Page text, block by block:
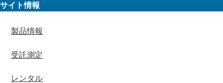
サイト情報
製品情報
受託測定
レンタル